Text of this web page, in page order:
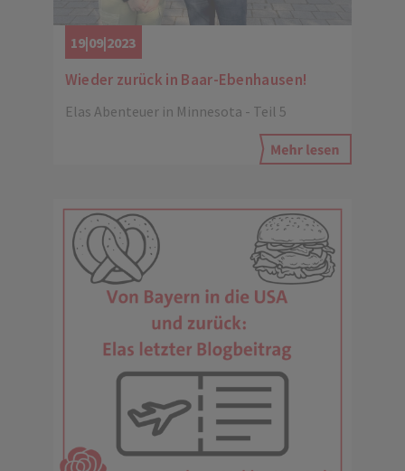
19|09|2023
Wieder zurück in Baar-Ebenhausen!
Elas Abenteuer in Minnesota - Teil 5